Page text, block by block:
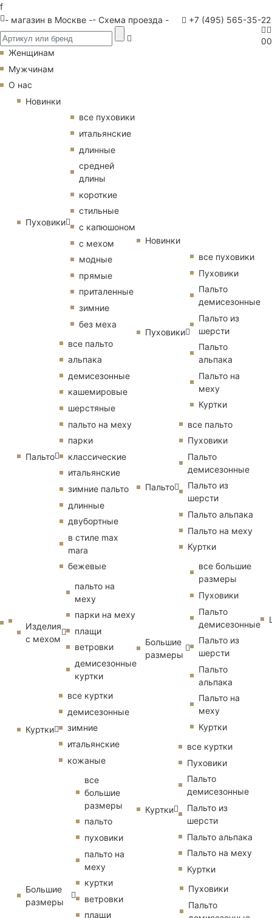
f
- магазин в Москве -- Схема проезда - +7 (495) 565-35-22
00
Женщинам
Мужчинам
О нас
Новинки
Пуховики
все пуховики
итальянские
длинные
средней
длины
короткие
стильные
с капюшоном
с мехом
модные
прямые
приталенные
зимние
без меха
Пальто
все пальто
альпака
демисезонные
кашемировые
шерстяные
пальто на меху
парки
классические
итальянские
зимние пальто
длинные
двубортные
в стиле max
mara
бежевые
Изделия
с мехом
пальто на
меху
парки на меху
плащи
ветровки
демисезонные
куртки
Куртки
все куртки
демисезонные
зимние
итальянские
кожаные
Большие
размеры
все
большие
размеры
пальто
пуховики
пальто на
меху
куртки
ветровки
плащи
Новинки
Пуховики
все пуховики
Пуховики
Пальто
демисезонные
Пальто из
шерсти
Пальто
альпака
Пальто на
меху
Куртки
Пальто
все пальто
Пуховики
Пальто
демисезонные
Пальто из
шерсти
Пальто альпака
Пальто на меху
Куртки
Большие
размеры
все большие
размеры
Пуховики
Пальто
демисезонные
Пальто из
шерсти
Пальто
альпака
Пальто на
меху
Куртки
Куртки
все куртки
Пуховики
Пальто
демисезонные
Пальто из
шерсти
Пальто альпака
Пальто на меху
Куртки
Пуховики
Пальто